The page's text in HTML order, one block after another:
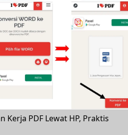
Kerja PDF Lewat HP, Praktis